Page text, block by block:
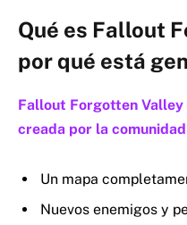
Qué es Fallout
por qué está
Fallout Forgotten Valley
creada por la comunidad
Un mapa
Nuevos enemigos y